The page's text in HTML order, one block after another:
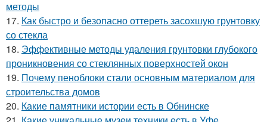
методы
17. Как быстро и безопасно оттереть засохшую грунтовку
со стекла
18. Эффективные методы удаления грунтовки глубокого
проникновения со стеклянных поверхностей окон
19. Почему пеноблоки стали основным материалом для
строительства домов
20. Какие памятники истории есть в Обнинске